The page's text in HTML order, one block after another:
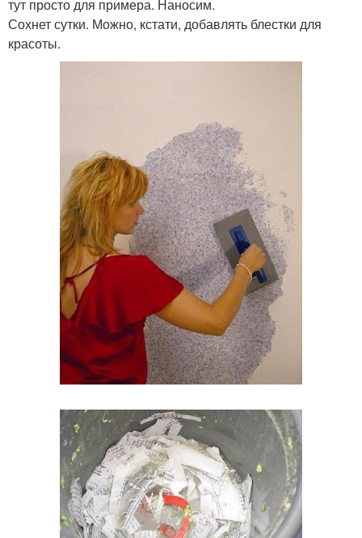
тут просто для примера. Наносим.
Сохнет сутки. Можно, кстати, добавлять блестки для
красоты.